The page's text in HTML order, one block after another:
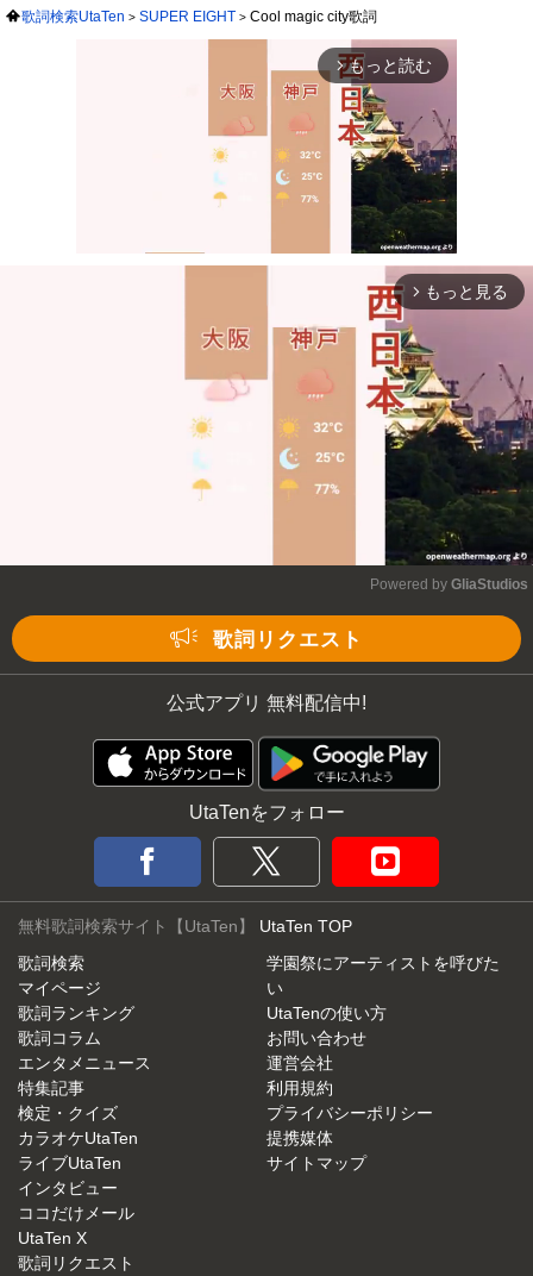
歌詞検索UtaTen SUPER EIGHT Cool magic city歌詞
arrow_forward_ios もっと読む
Mute
arrow_forward_ios もっと見る
Powered by GliaStudios
歌詞リクエスト
公式アプリ 無料配信中!
UtaTenをフォロー
無料歌詞検索サイト【UtaTen】 UtaTen TOP
歌詞検索
マイページ
歌詞ランキング
歌詞コラム
エンタメニュース
特集記事
検定・クイズ
カラオケUtaTen
ライブUtaTen
インタビュー
ココだけメール
UtaTen X
歌詞リクエスト
学園祭にアーティストを呼びた
い
UtaTenの使い方
お問い合わせ
運営会社
利用規約
プライバシーポリシー
提携媒体
サイトマップ